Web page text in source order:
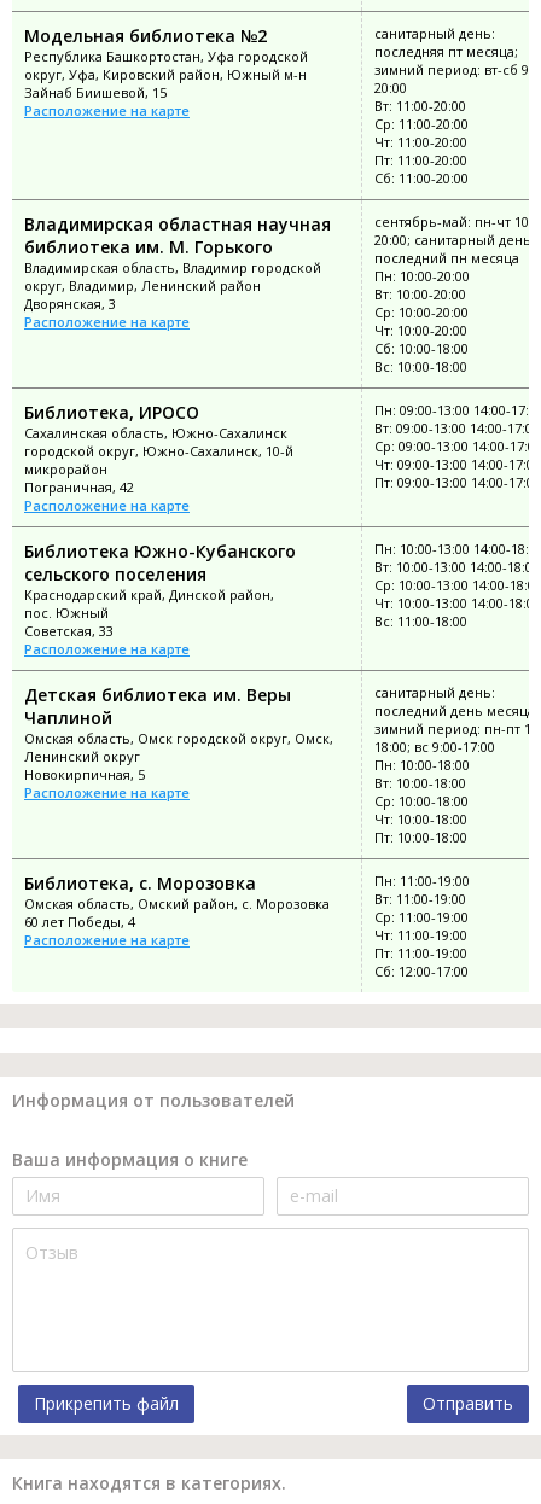
Модельная библиотека №2
Республика Башкортостан, Уфа городской
округ, Уфа, Кировский район, Южный м-н
Зайнаб Биишевой, 15
Расположение на карте
санитарный день:
последняя пт месяца;
зимний период: вт-сб
20:00
Вт: 11:00-20:00
Ср: 11:00-20:00
Чт: 11:00-20:00
Пт: 11:00-20:00
Сб: 11:00-20:00
Владимирская областная научная
библиотека им. М. Горького
Владимирская область, Владимир городской
округ, Владимир, Ленинский район
Дворянская, 3
Расположение на карте
сентябрь-май: пн-чт
20:00; санитарный день:
последний пн месяца
Пн: 10:00-20:00
Вт: 10:00-20:00
Ср: 10:00-20:00
Чт: 10:00-20:00
Сб: 10:00-18:00
Вс: 10:00-18:00
Библиотека, ИРОСО
Сахалинская область, Южно-Сахалинск
городской округ, Южно-Сахалинск, 10-й
микрорайон
Пограничная, 42
Расположение на карте
Пн: 09:00-13:00 14:00-
Вт: 09:00-13:00 14:00-17:00
Ср: 09:00-13:00 14:00-17:00
Чт: 09:00-13:00 14:00-17:00
Пт: 09:00-13:00 14:00-17:00
Библиотека Южно-Кубанского
сельского поселения
Краснодарский край, Динской район,
пос. Южный
Советская, 33
Расположение на карте
Пн: 10:00-13:00 14:00-
Вт: 10:00-13:00 14:00-18:00
Ср: 10:00-13:00 14:00-18:00
Чт: 10:00-13:00 14:00-18:00
Вс: 11:00-18:00
Детская библиотека им. Веры
Чаплиной
Омская область, Омск городской округ, Омск,
Ленинский округ
Новокирпичная, 5
Расположение на карте
санитарный день:
последний день месяца;
зимний период: пн-пт
18:00; вс 9:00-17:00
Пн: 10:00-18:00
Вт: 10:00-18:00
Ср: 10:00-18:00
Чт: 10:00-18:00
Пт: 10:00-18:00
Библиотека, с. Морозовка
Омская область, Омский район, с. Морозовка
60 лет Победы, 4
Расположение на карте
Пн: 11:00-19:00
Вт: 11:00-19:00
Ср: 11:00-19:00
Чт: 11:00-19:00
Пт: 11:00-19:00
Сб: 12:00-17:00
Информация от пользователей
Ваша информация о книге
Прикрепить файл Отправить
Книга находятся в категориях.